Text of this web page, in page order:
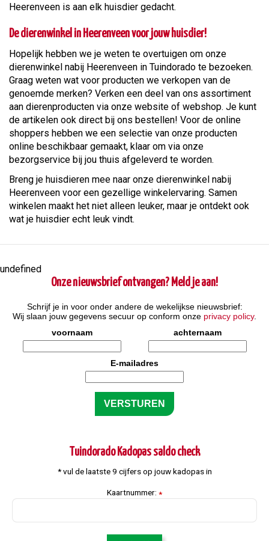
Heerenveen is aan elk huisdier gedacht.
De dierenwinkel in Heerenveen voor jouw huisdier!
Hopelijk hebben we je weten te overtuigen om onze
dierenwinkel nabij Heerenveen in Tuindorado te bezoeken.
Graag weten wat voor producten we verkopen van de
genoemde merken? Verken een deel van ons assortiment
aan dierenproducten via onze website of webshop. Je kunt
de artikelen ook direct bij ons bestellen! Voor de online
shoppers hebben we een selectie van onze producten
online beschikbaar gemaakt, klaar om via onze
bezorgservice bij jou thuis afgeleverd te worden.
Breng je huisdieren mee naar onze dierenwinkel nabij
Heerenveen voor een gezellige winkelervaring. Samen
winkelen maakt het niet alleen leuker, maar je ontdekt ook
wat je huisdier echt leuk vindt.
undefined
Onze nieuwsbrief ontvangen? Meld je aan!
Schrijf je in voor onder andere de wekelijkse nieuwsbrief:
Wij slaan jouw gegevens secuur op conform onze privacy policy.
voornaam
achternaam
E-mailadres
Tuindorado Kadopas saldo check
* vul de laatste 9 cijfers op jouw kadopas in
Kaartnummer: *